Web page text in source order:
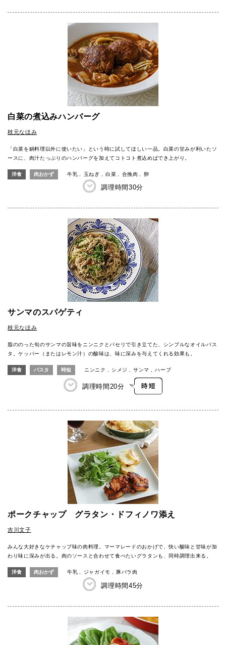
白菜の煮込みハンバーグ
枝元なほみ
「白菜を鍋料理以外に使いたい」という時に試してほしい一品。白菜の甘みが利いたソ
ースに、肉汁たっぷりのハンバーグを加えてコトコト煮込めばでき上がり。
洋食 肉おかず 牛乳 玉ねぎ 白菜 合挽肉 卵
調理時間30分
サンマのスパゲティ
枝元なほみ
脂ののった旬のサンマの旨味をニンニクとパセリで引き立てた、シンプルなオイルパス
タ。ケッパー（またはレモン汁）の酸味は、味に深みを与えてくれる効果も。
洋食 パスタ 時短 ニンニク シメジ サンマ ハーブ
調理時間 20分
ポークチャップ グラタン・ドフィノワ添え
吉川文子
みんな大好きなケチャップ味の肉料理。マーマレードのおかげで、快い酸味と甘味が加
わり味に深みが出る。肉のソースと合わせて食べたいグラタンも、同時調理出来る。
洋食 肉おかず 牛乳 ジャガイモ 豚バラ肉
調理時間45分